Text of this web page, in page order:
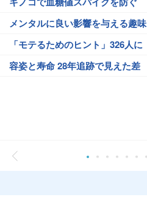
メンタルに良い影響を与える趣味
「モテるためのヒント」326人に
容姿と寿命 28年追跡で見えた差